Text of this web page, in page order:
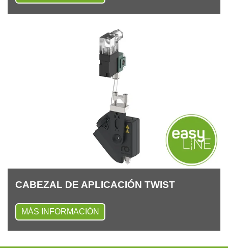
CA­BE­ZAL DE AP­LI­CA­CIÓN TWIST
MÁS INFORMACIÓN